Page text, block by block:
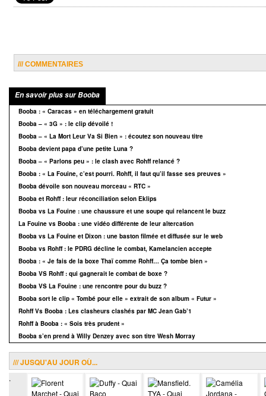
/// COMMENTAIRES
En savoir plus sur Booba
Booba : « Caracas » en téléchargement gratuit
Booba – « 3G » : le clip dévoilé !
Booba – « La Mort Leur Va Si Bien » : écoutez son nouveau titre
Booba devient papa d’une petite Luna ?
Booba – « Parlons peu » : le clash avec Rohff relancé ?
Booba : « La Fouine, c’est pourri. Rohff, il faut qu’il fasse ses preuves »
Booba dévoile son nouveau morceau « RTC »
Booba et Rohff : leur réconciliation selon Eklips
Booba vs La Fouine : une chaussure et une soupe qui relancent le buzz
La Fouine vs Booba : une vidéo différente de leur altercation
Booba vs La Fouine et Dixon : une baston filmée et diffusée sur le web
Booba vs Rohff : le PDRG décline le combat, Kamelancien accepte
Booba : « Je fais de la boxe Thaï comme Rohff… Ça tombe bien »
Booba VS Rohff : qui gagnerait le combat de boxe ?
Booba VS La Fouine : une rencontre pour du buzz ?
Booba sort le clip « Tombé pour elle » extrait de son album « Futur »
Rohff Vs Booba : Les clasheurs clashés par MC Jean Gab’1
Rohff à Booba : « Sois très prudent »
Booba s’en prend à Willy Denzey avec son titre Wesh Morray
/// JUSQU'AU JOUR OÙ...
.